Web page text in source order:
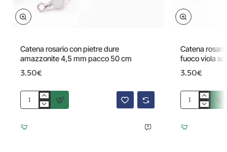
Catena rosario con pietre dure
amazzonite 4,5 mm pacco 50 cm
3.50€
Catena
con
pietre
Catena
fuoco viola
3.50€
Catena
con
pietre